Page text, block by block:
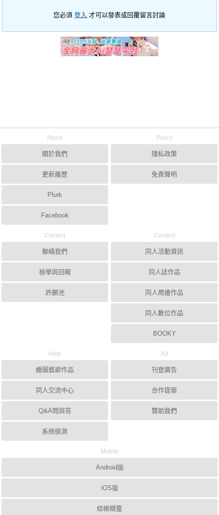
您必須登入 才可以發表或回覆留言討論
About
關於我們
更新履歷
Plurk
Facebook
Policy
隱私政策
免責聲明
Contact
聯絡我們
檢舉與回報
許願池
Content
同人活動資訊
同人誌作品
同人周邊作品
同人數位作品
BOOKY
Help
繪圖藝廊作品
同人交流中心
Q&A問與答
系統檢測
Ad
刊登廣告
合作提案
贊助我們
Mobile
Android版
iOS版
結帳精靈